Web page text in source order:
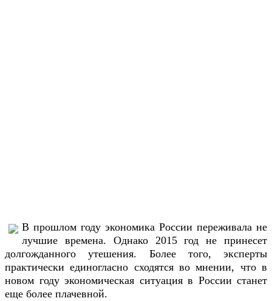
В прошлом году экономика России переживала не
лучшие времена. Однако 2015 год не принесет
долгожданного утешения. Более того, эксперты
практически единогласно сходятся во мнении, что в
новом году экономическая ситуация в России станет
еще более плачевной.